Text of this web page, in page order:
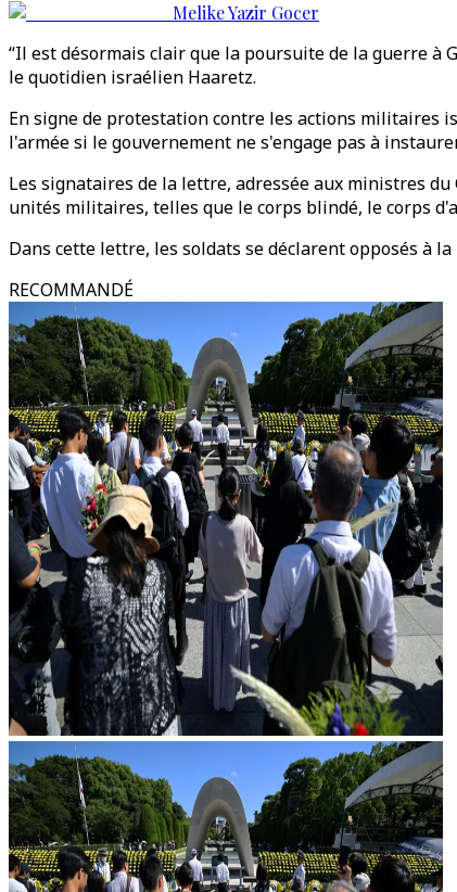
Melike Yazir Gocer
“Il est désormais clair que la poursuite de la guerre à
le quotidien israélien Haaretz.
En signe de protestation contre les actions militaires
l'armée si le gouvernement ne s'engage pas à
Les signataires de la lettre, adressée aux ministres
unités militaires, telles que le corps blindé, le corps
Dans cette lettre, les soldats se déclarent opposés à
RECOMMANDÉ